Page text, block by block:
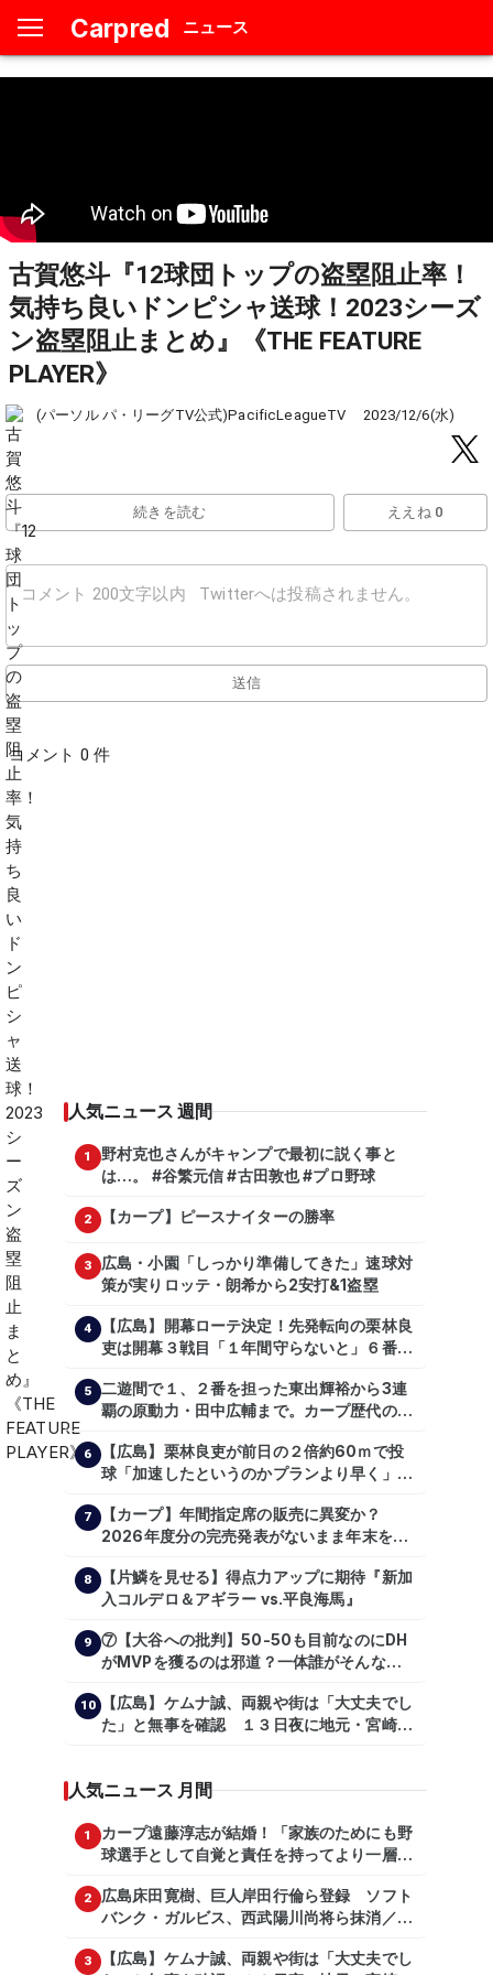
Carpred ニュース
古賀悠斗『12球団トップの盗塁阻止率！
気持ち良いドンピシャ送球！2023シーズ
ン盗塁阻止まとめ』《THE FEATURE
PLAYER》
(パーソル パ・リーグTV公式)PacificLeagueTV 2023/12/6(水)
続きを読む ええね 0
送信
コメント 0 件
人気ニュース 週間
1
野村克也さんがキャンプで最初に説く事と
は…。 #谷繁元信 #古田敦也 #プロ野球
2 【カープ】ピースナイターの勝率
3
広島・小園「しっかり準備してきた」速球対
策が実りロッテ・朗希から2安打&1盗塁
4
【広島】開幕ローテ決定！先発転向の栗林良
吏は開幕３戦目「１年間守らないと」６番手
5
二遊間で１、２番を担った東出輝裕から3連
覇の原動力・田中広輔まで。カープ歴代のシ
6
【広島】栗林良吏が前日の２倍約60ｍで投
球「加速したというのかプランより早く」自
7
【カープ】年間指定席の販売に異変か？
2026年度分の完売発表がないまま年末を迎
8
【片鱗を見せる】得点力アップに期待『新加
入コルデロ＆アギラー vs.平良海馬』
9
⑦【大谷への批判】50-50も目前なのにDH
がMVPを獲るのは邪道？一体誰がそんな事
【shoheiohtani】【池田親興】【高橋慶
彦】【広島東洋カープ】【プロ野球】
10
【広島】ケムナ誠、両親や街は「大丈夫でし
た」と無事を確認 １３日夜に地元・宮崎県
人気ニュース 月間
1
カープ遠藤淳志が結婚！「家族のためにも野
球選手として自覚と責任を持ってより一層頑
2
広島床田寛樹、巨人岸田行倫ら登録 ソフト
バンク・ガルビス、西武陽川尚将ら抹消／２
3
【広島】ケムナ誠、両親や街は「大丈夫でし